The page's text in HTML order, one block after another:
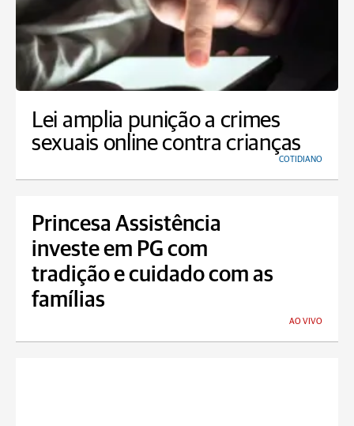
Lei amplia punição a crimes
sexuais online contra crianças
COTIDIANO
Princesa Assistência
investe em PG com
tradição e cuidado com as
famílias
AO VIVO